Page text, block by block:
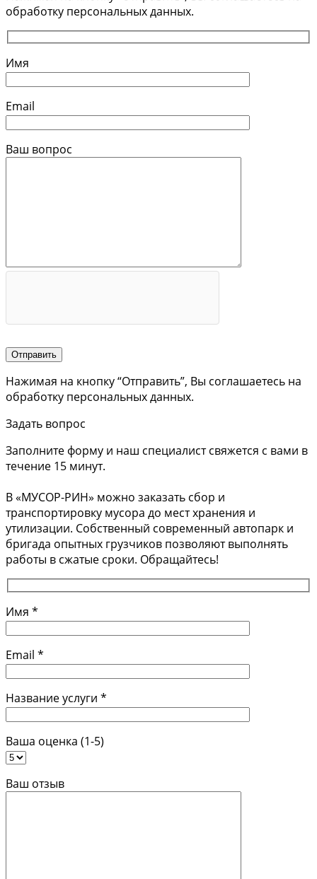
обработку персональных данных.
Имя
Email
Ваш вопрос
Отправить
Нажимая на кнопку “Отправить”, Вы соглашаетесь на
обработку персональных данных.
Задать вопрос
Заполните форму и наш специалист свяжется с вами в
течение 15 минут.
В «МУСОР-РИН» можно заказать сбор и
транспортировку мусора до мест хранения и
утилизации. Собственный современный автопарк и
бригада опытных грузчиков позволяют выполнять
работы в сжатые сроки. Обращайтесь!
Имя *
Email *
Название услуги *
Ваша оценка (1-5)
Ваш отзыв